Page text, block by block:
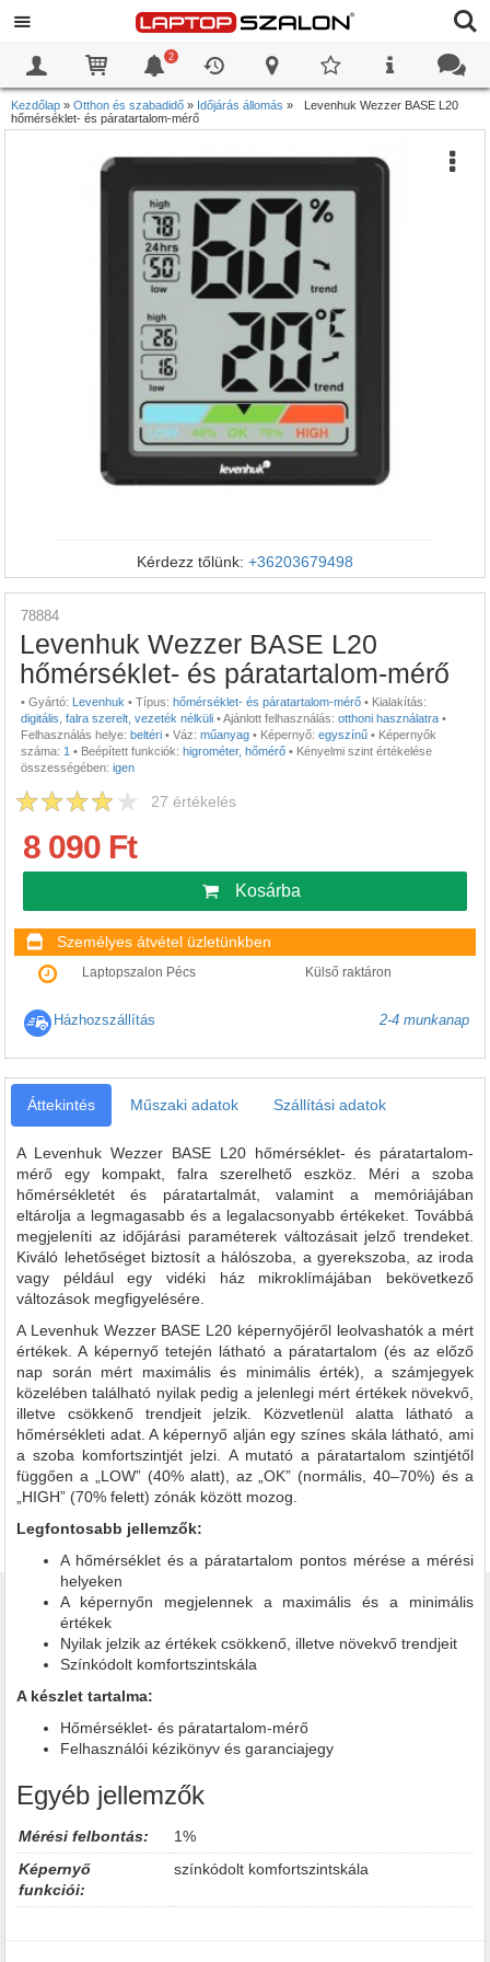
2
Kezdőlap » Otthon és szabadidő » Időjárás állomás »
Levenhuk Wezzer BASE L20
hőmérséklet- és páratartalom-mérő
Kérdezz tőlünk: +36203679498
78884
Levenhuk Wezzer BASE L20
hőmérséklet- és páratartalom-mérő
• Gyártó: Levenhuk • Típus: hőmérséklet- és páratartalom-mérő • Kialakítás:
digitális, falra szerelt, vezeték nélküli •Ajánlott felhasználás: otthoni használatra •
Felhasználás helye: beltéri • Váz: műanyag • Képernyő: egyszínű • Képernyők
száma: 1 • Beépített funkciók: higrométer, hőmérő • Kényelmi szint értékelése
összességében: igen
27 értékelés
8 090 Ft
Kosárba
Személyes átvétel üzletünkben
Laptopszalon Pécs Külső raktáron
Házhozszállítás 2-4 munkanap
Áttekintés Műszaki adatok Szállítási adatok
A Levenhuk Wezzer BASE L20 hőmérséklet- és páratartalom-
mérő egy kompakt, falra szerelhető eszköz. Méri a szoba
hőmérsékletét és páratartalmát, valamint a memóriájában
eltárolja a legmagasabb és a legalacsonyabb értékeket. Továbbá
megjeleníti az időjárási paraméterek változásait jelző trendeket.
Kiváló lehetőséget biztosít a hálószoba, a gyerekszoba, az iroda
vagy például egy vidéki ház mikroklímájában bekövetkező
változások megfigyelésére.
A Levenhuk Wezzer BASE L20 képernyőjéről leolvashatók a mért
értékek. A képernyő tetején látható a páratartalom (és az előző
nap során mért maximális és minimális érték), a számjegyek
közelében található nyilak pedig a jelenlegi mért értékek növekvő,
illetve csökkenő trendjeit jelzik. Közvetlenül alatta látható a
hőmérsékleti adat. A képernyő alján egy színes skála látható, ami
a szoba komfortszintjét jelzi. A mutató a páratartalom szintjétől
függően a „LOW” (40% alatt), az „OK” (normális, 40–70%) és a
„HIGH” (70% felett) zónák között mozog.
Legfontosabb jellemzők:
A hőmérséklet és a páratartalom pontos mérése a mérési
helyeken
A képernyőn megjelennek a maximális és a minimális
értékek
Nyilak jelzik az értékek csökkenő, illetve növekvő trendjeit
Színkódolt komfortszintskála
A készlet tartalma:
Hőmérséklet- és páratartalom-mérő
Felhasználói kézikönyv és garanciajegy
Egyéb jellemzők
Mérési felbontás:
1%
Képernyő
funkciói:
színkódolt komfortszintskála
0
0